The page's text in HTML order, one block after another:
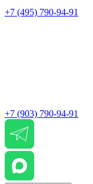
+7 (495) 790-94-91
+7 (903) 790-94-91